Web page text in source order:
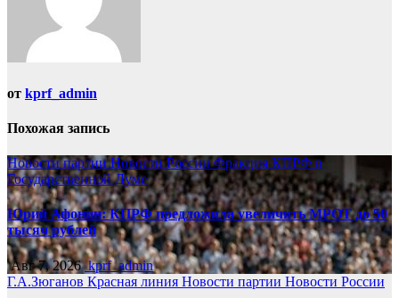
от kprf_admin
Похожая запись
Новости партииНовости РоссииФракция КПРФ в
Государственной Думе
Юрий Афонин: КПРФ предложила увеличить МРОТ до 50
тысяч рублей
Авг 7, 2026 kprf_admin
Г.А.Зюганов Красная линия Новости партии Новости России